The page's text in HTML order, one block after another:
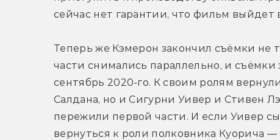
сейчас нет гарантии, что фильм выйдет
Теперь же Кэмерон закончил съёмки не
части снимались параллельно, и съёмки
сентябрь 2020-го. К своим ролям
Салдана, но и Сигурни Уивер и Стивен
пережили первой части. И если Уивер
вернуться к роли полковника Куорича